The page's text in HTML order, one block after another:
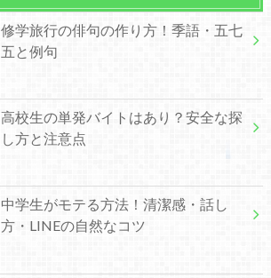
修学旅行の俳句の作り方！季語・五七
五と例句
高校生の単発バイトはあり？安全な探
し方と注意点
中学生がモテる方法！清潔感・話し
方・LINEの自然なコツ